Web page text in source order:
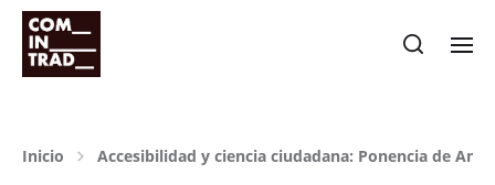
Inicio Accesibilidad y ciencia ciudadana: Ponencia de Ana